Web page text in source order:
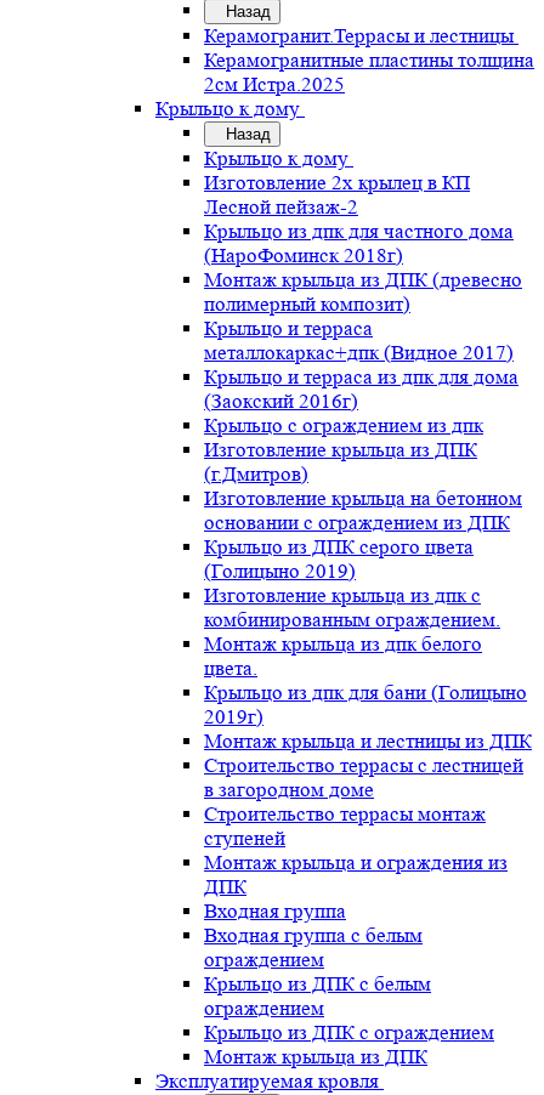
Назад
Керамогранит.Террасы и лестницы
Керамогранитные пластины толщина
2см Истра.2025
Крыльцо к дому
Назад
Крыльцо к дому
Изготовление 2х крылец в КП
Лесной пейзаж-2
Крыльцо из дпк для частного дома
(НароФоминск 2018г)
Монтаж крыльца из ДПК (древесно
полимерный композит)
Крыльцо и терраса
металлокаркас+дпк (Видное 2017)
Крыльцо и терраса из дпк для дома
(Заокский 2016г)
Крыльцо с ограждением из дпк
Изготовление крыльца из ДПК
(г.Дмитров)
Изготовление крыльца на бетонном
основании с ограждением из ДПК
Крыльцо из ДПК серого цвета
(Голицыно 2019)
Изготовление крыльца из дпк с
комбинированным ограждением.
Монтаж крыльца из дпк белого
цвета.
Крыльцо из дпк для бани (Голицыно
2019г)
Монтаж крыльца и лестницы из ДПК
Строительство террасы с лестницей
в загородном доме
Строительство террасы монтаж
ступеней
Монтаж крыльца и ограждения из
ДПК
Входная группа
Входная группа с белым
ограждением
Крыльцо из ДПК с белым
ограждением
Крыльцо из ДПК с ограждением
Монтаж крыльца из ДПК
Эксплуатируемая кровля